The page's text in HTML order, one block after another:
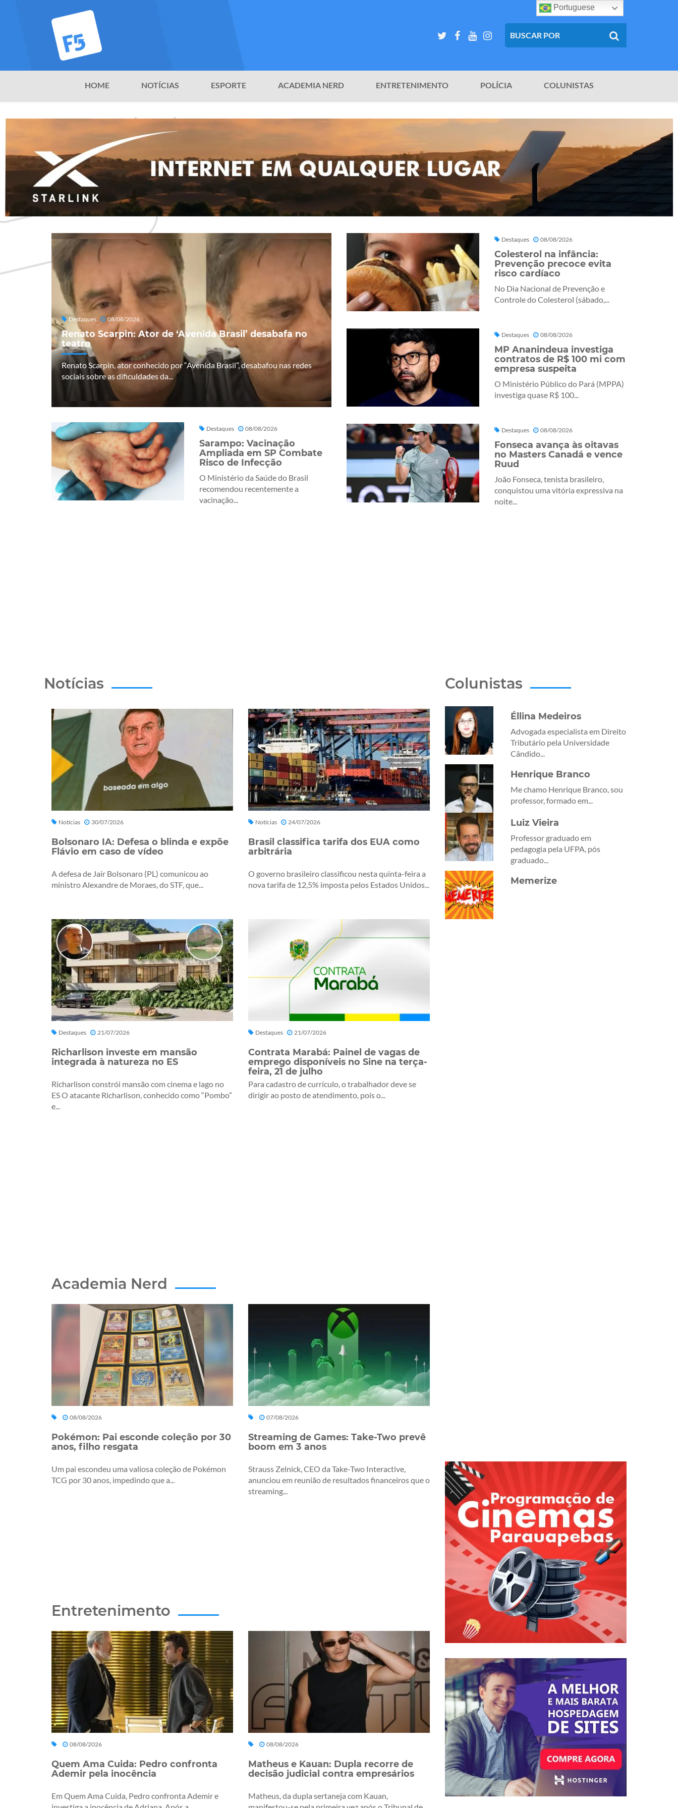
HOME NOTÍCIAS ESPORTE ACADEMIA NERD ENTRETENIMENTO POLÍCIA COLUNISTAS
Destaques 08/08/2026
Renato Scarpin: Ator de ‘Avenida Brasil’ desabafa no
teatro
Renato Scarpin, ator conhecido por “Avenida Brasil”, desabafou nas redes
sociais sobre as dificuldades da...
Destaques 08/08/2026
Sarampo: Vacinação
Ampliada em SP Combate
Risco de Infecção
O Ministério da Saúde do Brasil
recomendou recentemente a
vacinação...
Destaques 08/08/2026
Colesterol na infância:
Prevenção precoce evita
risco cardíaco
No Dia Nacional de Prevenção e
Controle do Colesterol (sábado,...
Destaques 08/08/2026
MP Ananindeua investiga
contratos de R$ 100 mi com
empresa suspeita
O Ministério Público do Pará (MPPA)
investiga quase R$ 100...
Destaques 08/08/2026
Fonseca avança às oitavas
no Masters Canadá e vence
Ruud
João Fonseca, tenista brasileiro,
conquistou uma vitória expressiva na
noite...
Notícias
Notícias 30/07/2026
Bolsonaro IA: Defesa o blinda e expõe
Flávio em caso de vídeo
A defesa de Jair Bolsonaro (PL) comunicou ao
ministro Alexandre de Moraes, do STF, que...
Notícias 24/07/2026
Brasil classifica tarifa dos EUA como
arbitrária
O governo brasileiro classificou nesta quinta-feira a
nova tarifa de 12,5% imposta pelos Estados Unidos...
Destaques 21/07/2026
Richarlison investe em mansão
integrada à natureza no ES
Richarlison constrói mansão com cinema e lago no
ES O atacante Richarlison, conhecido como “Pombo”
e...
Destaques 21/07/2026
Contrata Marabá: Painel de vagas de
emprego disponíveis no Sine na terça-
feira, 21 de julho
Para cadastro de currículo, o trabalhador deve se
dirigir ao posto de atendimento, pois o...
Colunistas
Éllina Medeiros
Advogada especialista em Direito
Tributário pela Universidade
Cândido...
Henrique Branco
Me chamo Henrique Branco, sou
professor, formado em...
Luiz Vieira
Professor graduado em
pedagogia pela UFPA, pós
graduado...
Memerize
Academia Nerd
08/08/2026
Pokémon: Pai esconde coleção por 30
anos, filho resgata
Um pai escondeu uma valiosa coleção de Pokémon
TCG por 30 anos, impedindo que a...
07/08/2026
Streaming de Games: Take-Two prevê
boom em 3 anos
Strauss Zelnick, CEO da Take-Two Interactive,
anunciou em reunião de resultados financeiros que o
streaming...
Entretenimento
08/08/2026
Quem Ama Cuida: Pedro confronta
Ademir pela inocência
Em Quem Ama Cuida, Pedro confronta Ademir e
08/08/2026
Matheus e Kauan: Dupla recorre de
decisão judicial contra empresários
Matheus, da dupla sertaneja com Kauan,
Portuguese